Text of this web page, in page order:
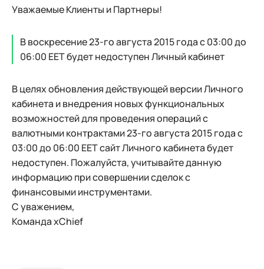
Уважаемые Клиенты и Партнеры!
В воскресение 23-го августа 2015 года с 03:00 до
06:00 EET будет недоступен Личный кабинет
В целях обновления действующей версии Личного
кабинета и внедрения новых функциональных
возможностей для проведения операций с
валютными контрактами 23-го августа 2015 года с
03:00 до 06:00 EET сайт Личного кабинета будет
недоступен. Пожалуйста, учитывайте данную
информацию при совершении сделок с
финансовыми инструментами.
С уважением,
Команда xChief